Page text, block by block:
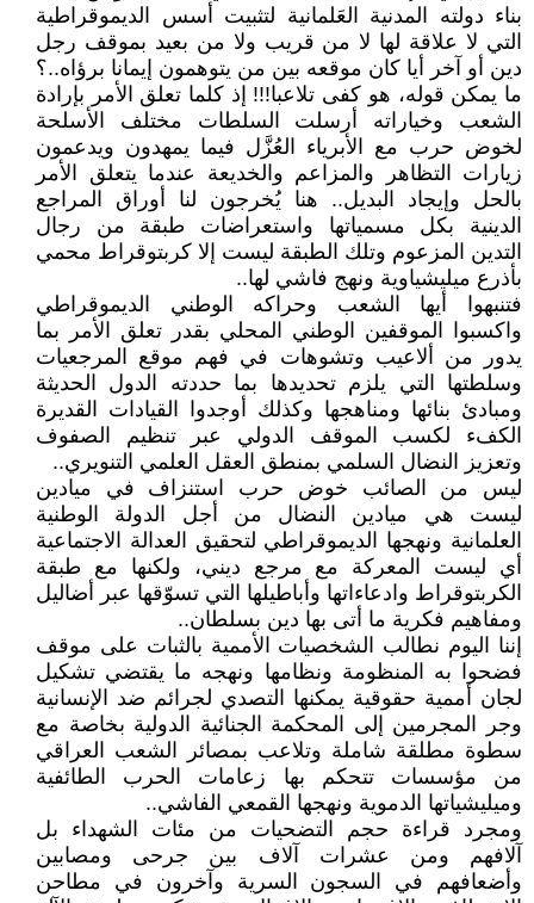
بناء دولته المدنية العَلمانية لتثبيت أسس الديموقراطية
التي لا علاقة لها لا من قريب ولا من بعيد بموقف رجل
دين أو آخر أيا كان موقعه بين من يتوهمون إيمانا برؤاه..؟
ما يمكن قوله، هو كفى تلاعبا!!! إذ كلما تعلق الأمر بإرادة
الشعب وخياراته أرسلت السلطات مختلف الأسلحة
لخوض حرب مع الأبرياء العُزَّل فيما يمهدون ويدعمون
زيارات التظاهر والمزاعم والخديعة عندما يتعلق الأمر
بالحل وإيجاد البديل.. هنا يُخرجون لنا أوراق المراجع
الدينية بكل مسمياتها واستعراضات طبقة من رجال
التدين المزعوم وتلك الطبقة ليست إلا كربتوقراط محمي
بأذرع ميليشياوية ونهج فاشي لها..
فتنبهوا أيها الشعب وحراكه الوطني الديموقراطي
واكسبوا الموقفين الوطني المحلي بقدر تعلق الأمر بما
يدور من ألاعيب وتشوهات في فهم موقع المرجعيات
وسلطتها التي يلزم تحديدها بما حددته الدول الحديثة
ومبادئ بنائها ومناهجها وكذلك أوجدوا القيادات القديرة
الكفء لكسب الموقف الدولي عبر تنظيم الصفوف
وتعزيز النضال السلمي بمنطق العقل العلمي التنويري..
ليس من الصائب خوض حرب استنزاف في ميادين
ليست هي ميادين النضال من أجل الدولة الوطنية
العلمانية ونهجها الديموقراطي لتحقيق العدالة الاجتماعية
أي ليست المعركة مع مرجع ديني، ولكنها مع طبقة
الكربتوقراط وادعاءاتها وأباطيلها التي تسوّقها عبر أضاليل
ومفاهيم فكرية ما أتى بها دين بسلطان..
إننا اليوم نطالب الشخصيات الأممية بالثبات على موقف
فضحوا به المنظومة ونظامها ونهجه ما يقتضي تشكيل
لجان أممية حقوقية يمكنها التصدي لجرائم ضد الإنسانية
وجر المجرمين إلى المحكمة الجنائية الدولية بخاصة مع
سطوة مطلقة شاملة وتلاعب بمصائر الشعب العراقي
من مؤسسات تتحكم بها زعامات الحرب الطائفية
وميليشياتها الدموية ونهجها القمعي الفاشي..
ومجرد قراءة حجم التضحيات من مئات الشهداء بل
آلافهم ومن عشرات آلاف بين جرحى ومصابين
وأضعافهم في السجون السرية وآخرون في مطاحن